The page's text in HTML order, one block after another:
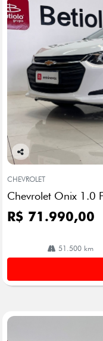
Co
arti
lhe
CHEVROLET
Chevrolet Onix 1.0
R$ 71.990,00
51.500 km